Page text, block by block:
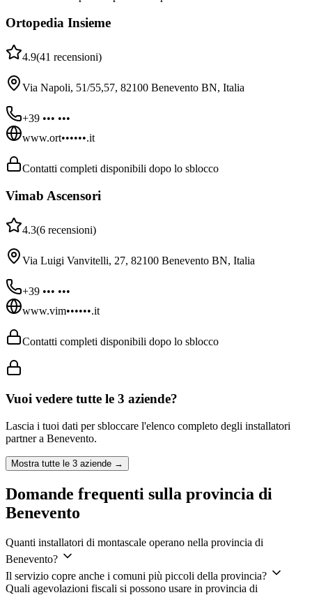
Ortopedia Insieme
4.9(41 recensioni)
Via Napoli, 51/55,57, 82100 Benevento BN, Italia
+39 ••• •••
www.ort••••••.it
Contatti completi disponibili dopo lo sblocco
Vimab Ascensori
4.3(6 recensioni)
Via Luigi Vanvitelli, 27, 82100 Benevento BN, Italia
+39 ••• •••
www.vim••••••.it
Contatti completi disponibili dopo lo sblocco
Vuoi vedere tutte le 3 aziende?
Lascia i tuoi dati per sbloccare l'elenco completo degli installatori
partner a Benevento.
Mostra tutte le 3 aziende →
Domande frequenti sulla provincia di
Benevento
Quanti installatori di montascale operano nella provincia di
Benevento?
Il servizio copre anche i comuni più piccoli della provincia?
Quali agevolazioni fiscali si possono usare in provincia di